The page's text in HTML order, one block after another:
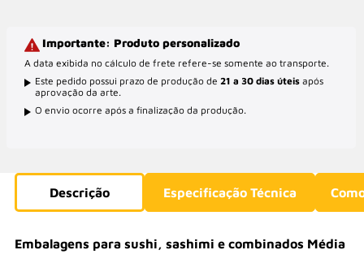
Importante: Produto personalizado
A data exibida no cálculo de frete refere-se somente ao transporte.
Este pedido possui prazo de produção de21 a 30 dias úteis após
aprovação da arte.
O envio ocorre após a finalização da produção.
Descrição Especificação Técnica
Embalagens para sushi, sashimi e combinados Média